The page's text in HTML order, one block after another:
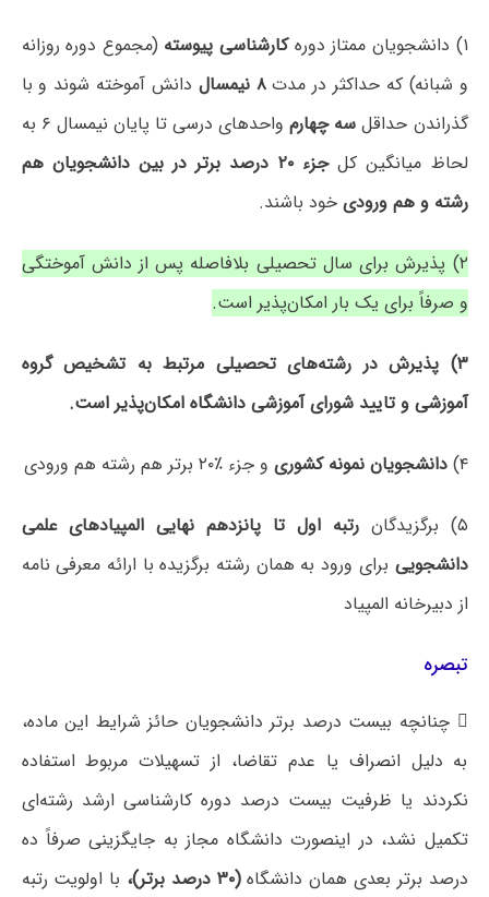
۱) دانشجویان ممتاز دوره کارشناسی پیوسته (مجموع دوره روزانه
و شبانه) که حداکثر در مدت۸ نیمسال
دانش آموخته شوند و با
گذراندن حداقل سه چهارم
واحدهای درسی تا پایان نیمسال ۶ به
لحاظ میانگین کل
جزء ۲۰ درصد برتر در بین دانشجویان هم
رشته و هم ورودی خود باشند.
۲) پذیرش برای سال تحصیلی بلافاصله پس از دانش آموختگی
و صرفاً برای یک بار امکان‌پذیر است.
۳) پذیرش در رشته‌های تحصیلی مرتبط به تشخیص گروه
آموزشی و تایید شورای آموزشی دانشگاه امکان‌پذیر است.
۴) دانشجویان نمونه کشوری و جزء ٪۲۰ برتر هم رشته هم ورودی
۵) برگزیدگان
رتبه اول تا پانزدهم نهایی المپیادهای علمی
دانشجویی برای ورود به همان رشته برگزیده با ارائه معرفی نامه
از دبیرخانه المپیاد
تبصره
 چنانچه بیست درصد برتر دانشجویان حائز شرایط این ماده،
به دلیل انصراف یا عدم تقاضا، از تسهیلات مربوط استفاده
نکردند یا ظرفیت بیست درصد دوره کارشناسی ارشد رشته‌ای
تکمیل نشد، در اینصورت دانشگاه مجاز به جایگزینی صرفاً ده
درصد برتر بعدی همان دانشگاه(۳۰ درصد برتر)، با اولویت رتبه